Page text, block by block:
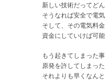
新しい技術だってど
そうなれば安全で電
そして、その電気料
資金にしていけば可
もう起きてしまった
原発を許してしまっ
それよりも早くなん